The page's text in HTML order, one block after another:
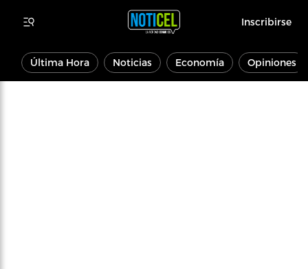
Inscribirse
Última Hora Noticias Economía Opiniones